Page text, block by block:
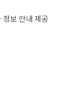
정보 안내 제공